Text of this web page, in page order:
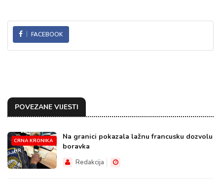
FACEBOOK
POVEZANE VIJESTI
CRNA KRONIKA
HR
Na granici pokazala lažnu francusku dozvolu
boravka
Redakcija